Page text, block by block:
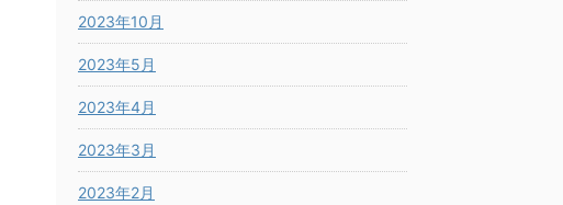
2023年10月
2023年5月
2023年4月
2023年3月
2023年2月